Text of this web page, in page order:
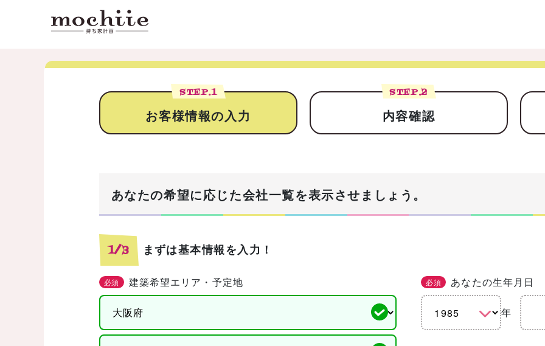
STEP.1
お客様情報の入力
STEP.2
内容確認
あなたの希望に応じた会社一覧を表示させましょう。
1/3 まずは基本情報を入力！
必須 建築希望エリア・予定地 必須 あなたの生年月日
年